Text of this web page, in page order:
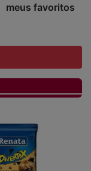
meus favoritos